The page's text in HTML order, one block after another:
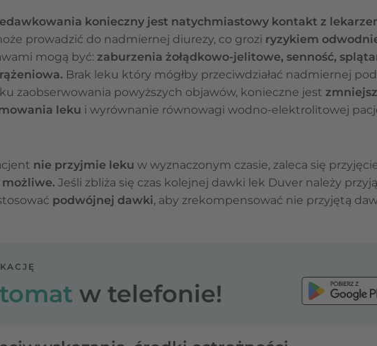
konieczny jest natychmiastowy kontakt z
prowadzić do nadmiernej diurezy, co grozi ryzykiem
mogą być: zaburzenia żołądkowo-jelitowe, senność,
Brak leku który mógłby przeciwdziałać nadmiernej
zaobserwowania powyższych objawów, konieczne jest
leku i wyrównanie równowagi wodno-elektrolitowej
nie przyjmie leku w wyznaczonym czasie, zaleca się
Jeśli zbliża się czas kolejnej dawki lek Duver należy
podwójnej dawki, aby zrekompensować nie przyjętą
w telefonie!